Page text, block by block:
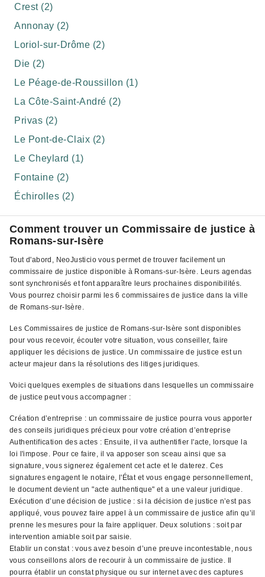
Crest (2)
Annonay (2)
Loriol-sur-Drôme (2)
Die (2)
Le Péage-de-Roussillon (1)
La Côte-Saint-André (2)
Privas (2)
Le Pont-de-Claix (2)
Le Cheylard (1)
Fontaine (2)
Échirolles (2)
Comment trouver un Commissaire de justice à
Romans-sur-Isère
Tout d'abord, NeoJusticio vous permet de trouver facilement un
commissaire de justice disponible à Romans-sur-Isère. Leurs agendas
sont synchronisés et font apparaître leurs prochaines disponibilités.
Vous pourrez choisir parmi les 6 commissaires de justice dans la ville
de Romans-sur-Isère.
Les Commissaires de justice de Romans-sur-Isère sont disponibles
pour vous recevoir, écouter votre situation, vous conseiller, faire
appliquer les décisions de justice. Un commissaire de justice est un
acteur majeur dans la résolutions des litiges juridiques.
Voici quelques exemples de situations dans lesquelles un commissaire
de justice peut vous accompagner :
Création d’entreprise : un commissaire de justice pourra vous apporter
des conseils juridiques précieux pour votre création d’entreprise
Authentification des actes : Ensuite, il va authentifier l'acte, lorsque la
loi l'impose. Pour ce faire, il va apposer son sceau ainsi que sa
signature, vous signerez également cet acte et le daterez. Ces
signatures engagent le notaire, l'État et vous engage personnellement,
le document devient un "acte authentique" et a une valeur juridique.
Exécution d’une décision de justice : si la décision de justice n’est pas
appliqué, vous pouvez faire appel à un commissaire de justice afin qu’il
prenne les mesures pour la faire appliquer. Deux solutions : soit par
intervention amiable soit par saisie.
Etablir un constat : vous avez besoin d’une preuve incontestable, nous
vous conseillons alors de recourir à un commissaire de justice. Il
pourra établir un constat physique ou sur internet avec des captures